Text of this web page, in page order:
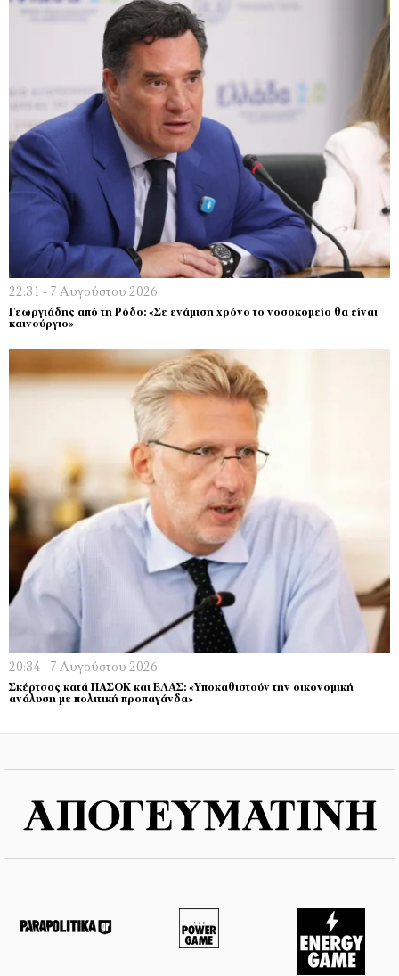
22:31 - 7 Αυγούστου 2026
Γεωργιάδης από τη Ρόδο: «Σε ενάμιση χρόνο το νοσοκομείο θα είναι
καινούργιο»
20:34 - 7 Αυγούστου 2026
Σκέρτσος κατά ΠΑΣΟΚ και ΕΛΑΣ: «Υποκαθιστούν την οικονομική
ανάλυση με πολιτική προπαγάνδα»